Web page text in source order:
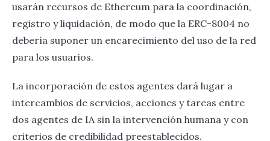
usarán recursos de Ethereum para la coordinación,
registro y liquidación, de modo que la ERC-8004 no
debería suponer un encarecimiento del uso de la red
para los usuarios.
La incorporación de estos agentes dará lugar a
intercambios de servicios, acciones y tareas entre
dos agentes de IA sin la intervención humana y con
criterios de credibilidad preestablecidos.